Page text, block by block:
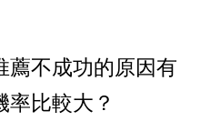
薦不成功的原因有
率比較大？